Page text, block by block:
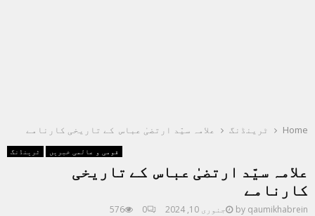
Home ٹرینڈنگ علامہ سیّد ارتضیٰ عباس کے تاریخی کارنامے
ٹرینڈنگ قومی و عالمی خبریں
علامہ سیّد ارتضیٰ عباس کے تاریخی
کارنامے
by qaumikhabrein جنوری 10, 2024 0
576